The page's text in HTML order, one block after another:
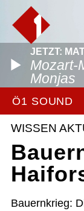
JETZT:
Mozart-
Monjas
Ö1 SOUND
WISSEN
Bauernkrieg: